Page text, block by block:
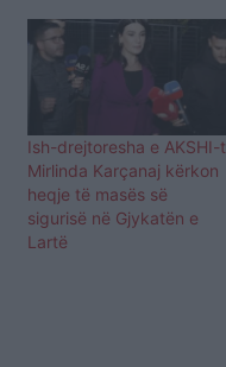
Ish-drejtoresha e AKSHI-t,
Mirlinda Karçanaj kërkon
heqje të masës së
sigurisë në Gjykatën e
Lartë